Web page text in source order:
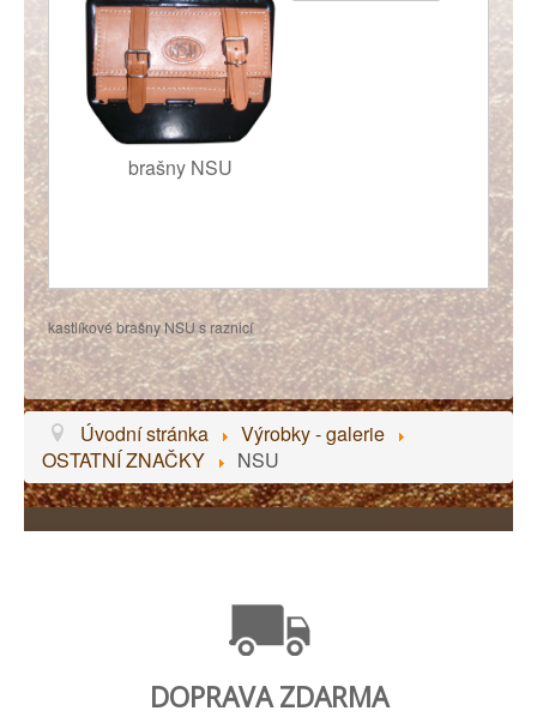
brašny NSU
kastlíkové brašny NSU s raznicí
Úvodní stránka
Výrobky - galerie
OSTATNÍ ZNAČKY
NSU
DOPRAVA ZDARMA